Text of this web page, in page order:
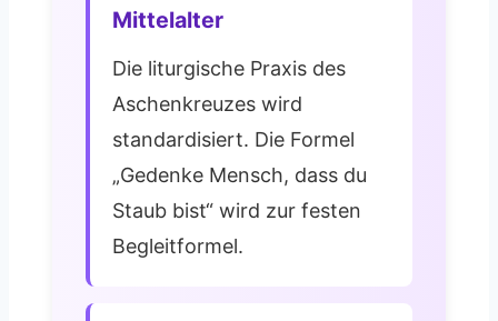
Mittelalter
Die liturgische Praxis des
Aschenkreuzes wird
standardisiert. Die Formel
„Gedenke Mensch, dass du
Staub bist“ wird zur festen
Begleitformel.